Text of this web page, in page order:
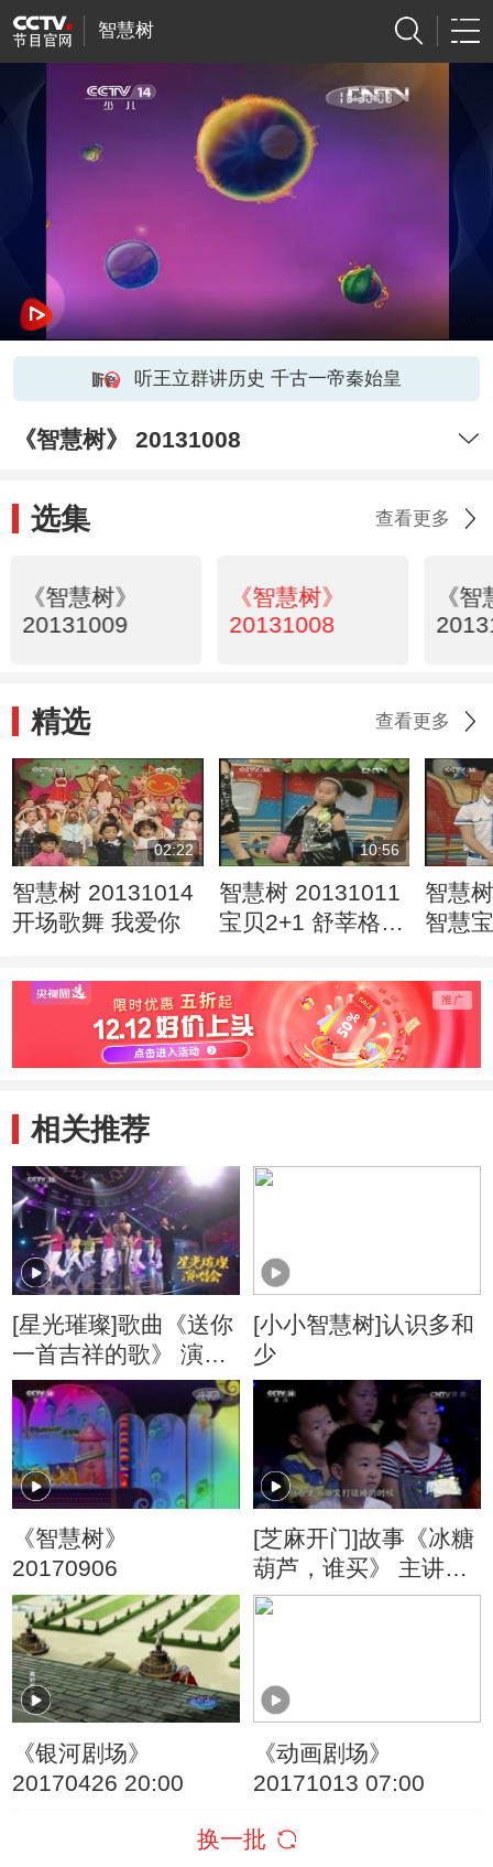
智慧树
听王立群讲历史 千古一帝秦始皇
《智慧树》 20131008
选集 查看更多
《智慧树》
20131009
《智慧树》
20131008
《
精选 查看更多
02:22
智慧树 20131014
开场歌舞 我爱你
10:56
智慧树 20131011
宝贝2+1 舒莘格
智慧
智慧
相关推荐
[星光璀璨]歌曲《送你
一首吉祥的歌》 演
唱：乌兰图雅 等
[小小智慧树]认识多和
少
《智慧树》
20170906
[芝麻开门]故事《冰糖
葫芦，谁买》 主讲
人：保冬妮
《银河剧场》
20170426 20:00
《动画剧场》
20171013 07:00
换一批